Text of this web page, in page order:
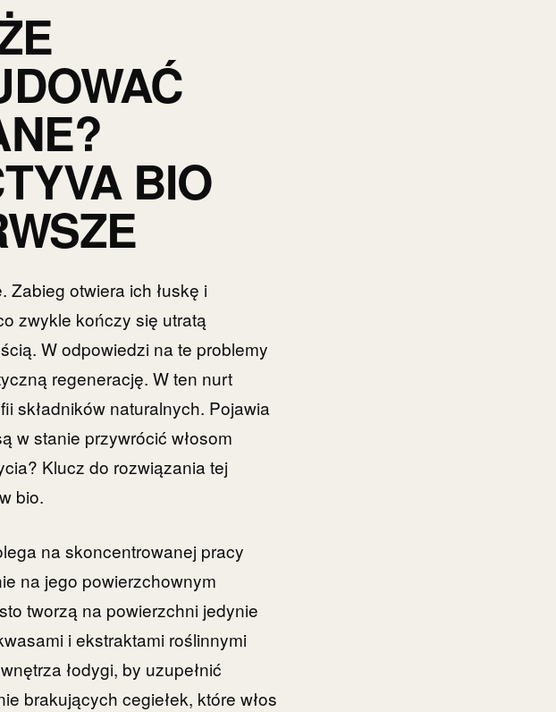
BIO
Zabieg otwiera ich łuskę i
zwykle kończy się utratą
W odpowiedzi na te problemy
regenerację. W ten nurt
składników naturalnych. Pojawia
w stanie przywrócić włosom
Klucz do rozwiązania tej
bio.
na skoncentrowanej pracy
na jego powierzchownym
tworzą na powierzchni jedynie
i ekstraktami roślinnymi
łodygi, by uzupełnić
brakujących cegiełek, które włos